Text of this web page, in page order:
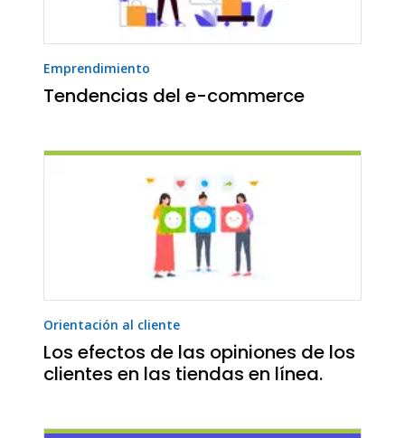
Emprendimiento
Tendencias del e-commerce
Orientación al cliente
Los efectos de las opiniones de los
clientes en las tiendas en línea.